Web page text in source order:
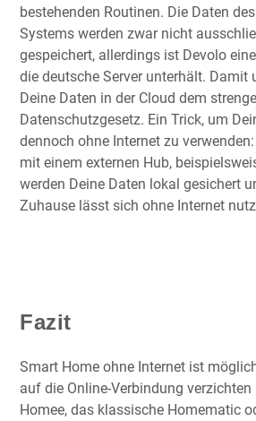
bestehenden Routinen. Die Daten
Systems werden zwar nicht
gespeichert, allerdings ist Devolo
die deutsche Server unterhält. Damit
Deine Daten in der Cloud dem
Datenschutzgesetz. Ein Trick, um
dennoch ohne Internet zu
mit einem externen Hub,
werden Deine Daten lokal gesichert
Zuhause lässt sich ohne Internet
Fazit
Smart Home ohne Internet ist
auf die Online-Verbindung
Homee, das klassische Homematic